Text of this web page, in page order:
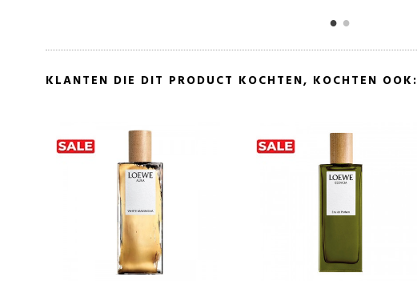
KLANTEN DIE DIT PRODUCT KOCHTEN, KOCHTEN OOK: